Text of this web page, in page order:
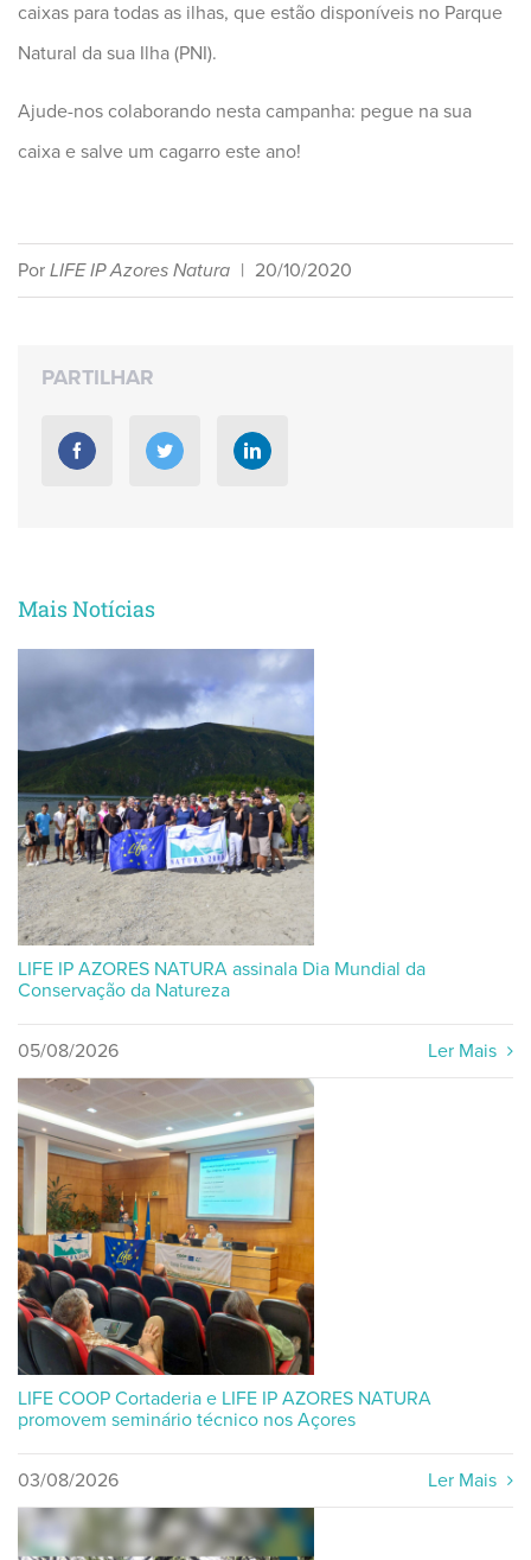
caixas para todas as ilhas, que estão disponíveis no Parque
Natural da sua Ilha (PNI).
Ajude-nos colaborando nesta campanha: pegue na sua
caixa e salve um cagarro este ano!
Por LIFE IP Azores Natura | 20/10/2020
PARTILHAR
Mais Notícias
LIFE IP AZORES NATURA assinala Dia Mundial da
Conservação da Natureza
05/08/2026 Ler Mais
LIFE COOP Cortaderia e LIFE IP AZORES NATURA
promovem seminário técnico nos Açores
03/08/2026 Ler Mais